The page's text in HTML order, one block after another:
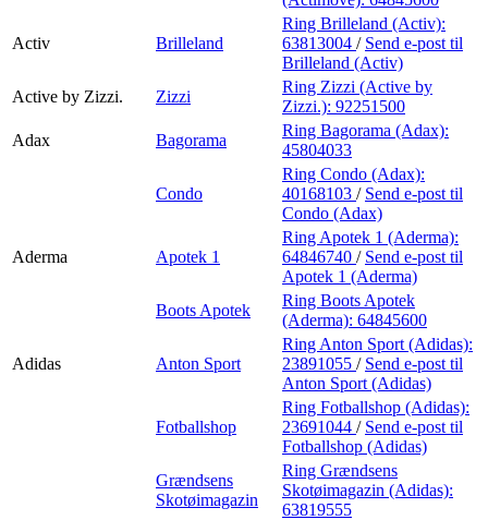
Activ Brilleland
Ring Brilleland (Activ):
63813004 / Send e-post til
Brilleland (Activ)
Active by Zizzi.
Zizzi
Ring Zizzi (Active by
Zizzi.): 92251500
Adax
Bagorama
Ring Bagorama (Adax):
45804033
Condo
Ring Condo (Adax):
40168103 / Send e-post til
Condo (Adax)
Aderma Apotek 1
Ring Apotek 1 (Aderma):
64846740 / Send e-post til
Apotek 1 (Aderma)
Boots Apotek
Ring Boots Apotek
(Aderma): 64845600
Adidas Anton Sport
Ring Anton Sport (Adidas):
23891055 / Send e-post til
Anton Sport (Adidas)
Fotballshop
Ring Fotballshop (Adidas):
23691044 / Send e-post til
Fotballshop (Adidas)
Grændsens
Skotøimagazin
Ring Grændsens
Skotøimagazin (Adidas):
63819555